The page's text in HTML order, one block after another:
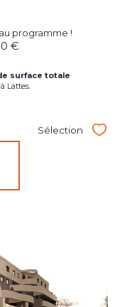
programme !
€
surface totale
Lattes.
Sélection